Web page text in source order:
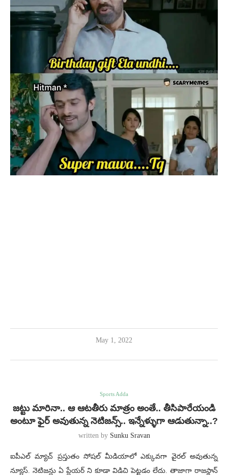
May 1, 2022
Sports Adda
జట్టు మారినా.. ఆ ఆటతీరు మాత్రం అంతే.. తీసిపారేయండి
అంటూ ఫైర్ అవుతున్న నెటిజన్స్.. ఇన్నేళ్ళుగా ఆడుతున్నా..?
written by Sunku Sravan
ఐపీఎల్ మ్యాచ్ ప్రస్తుతం సోషల్ మీడియాలో ఎక్కువగా వైరల్ అవుతున్న
న్యూస్. నెటిజన్లు ఏ ప్లేయర్ ని కూడా విడిచి పెట్టడం లేదు. తాజాగా రాజస్థాన్